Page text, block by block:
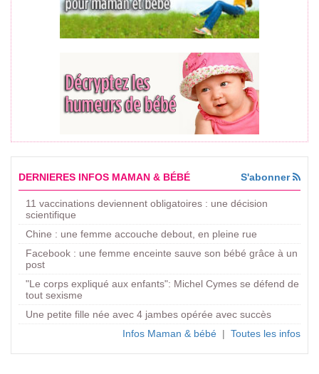
DERNIERES INFOS MAMAN & BÉBÉ S'abonner
11 vaccinations deviennent obligatoires : une décision
scientifique
Chine : une femme accouche debout, en pleine rue
Facebook : une femme enceinte sauve son bébé grâce à un
post
"Le corps expliqué aux enfants": Michel Cymes se défend de
tout sexisme
Une petite fille née avec 4 jambes opérée avec succès
Infos Maman & bébé | Toutes les infos